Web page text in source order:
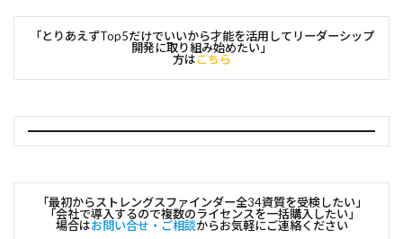
「とりあえずTop5だけでいいから才能を活用してリーダーシップ
開発に取り組み始めたい」
方はこちら
「最初からストレングスファインダー全34資質を受検したい」
「会社で導入するので複数のライセンスを一括購入したい」
場合はお問い合せ・ご相談からお気軽にご連絡ください